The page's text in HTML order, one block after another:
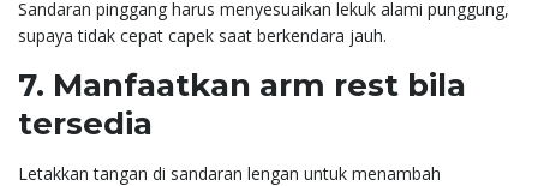
Sandaran pinggang harus menyesuaikan lekuk alami punggung,
supaya tidak cepat capek saat berkendara jauh.
7. Manfaatkan arm rest bila
tersedia
Letakkan tangan di sandaran lengan untuk menambah